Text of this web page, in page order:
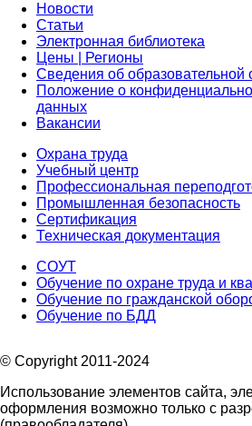
Новости
Статьи
Электронная библиотека
Цены | Регионы
Сведения об образовательной
Положение о
данных
Вакансии
Охрана труда
Учебный центр
Профессиональная
Промышленная безопасность
Сертификация
Техническая документация
СОУТ
Обучение по охране труда и
Обучение по гражданской
Обучение по БДД
© Copyright 2011-2024
Использование элементов сайта,
оформления возможно только с